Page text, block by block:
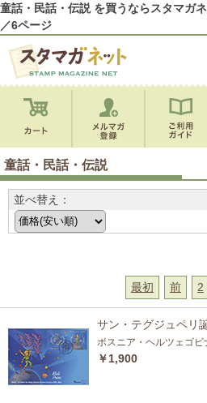
童話・民話・伝説 を買うならスタマガ
／6ページ
童話・民話・伝説
並べ替え：
最初
前 2
サン・テグジュペリ
ボスニア・ヘルツェゴビ
￥1,900